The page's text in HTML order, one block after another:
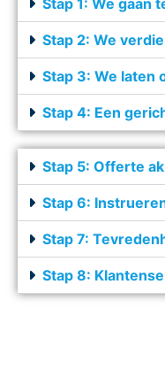
Stap 2: We
Stap 3: We laten
Stap 4: Een
Stap 5: Offerte
Stap 6:
Stap 7:
Stap 8: